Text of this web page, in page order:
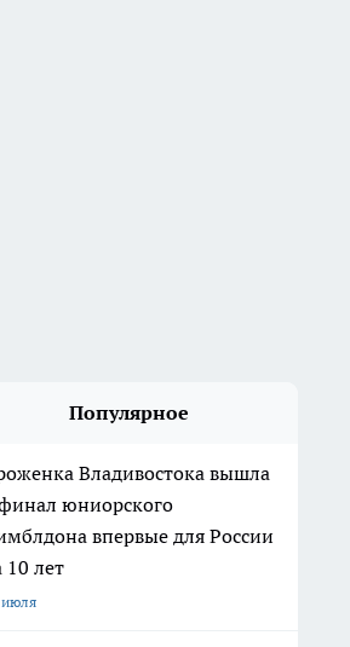
Популярное
Владивостока вышла
юниорского
впервые для России
10 лет
июля